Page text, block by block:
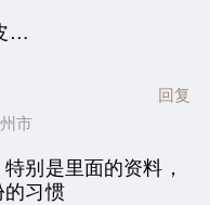
…
市
回复
别是里面的资料，
习惯